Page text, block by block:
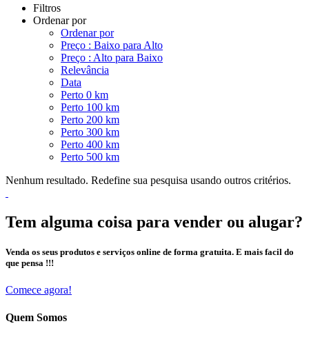
Filtros
Ordenar por
Ordenar por
Preço : Baixo para Alto
Preço : Alto para Baixo
Relevância
Data
Perto 0 km
Perto 100 km
Perto 200 km
Perto 300 km
Perto 400 km
Perto 500 km
Nenhum resultado. Redefine sua pesquisa usando outros critérios.
Tem alguma coisa para vender ou alugar?
Venda os seus produtos e serviços online de forma gratuita. E mais facil do
que pensa !!!
Comece agora!
Quem Somos